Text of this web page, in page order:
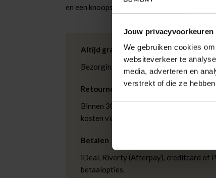
Jouw privacyvoorkeuren
We gebruiken cookies
websiteverkeer te
media, adverteren en
verstrekt of die ze
en een knoopsluiting. Draagt comfortabel
Altijd gratis bezorging
Bezorging is altijd gratis, binnen 1-3
Retourneren
Binnen 30 dagen eenvoudig
kosten via PostNL. In de Bomont
Betalen
iDeal, Riverty (Afterpay), creditcard of
betaalopties.